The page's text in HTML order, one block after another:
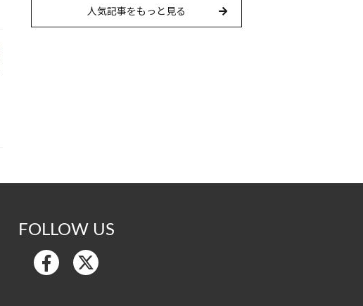
人気記事をもっと見る
FOLLOW US